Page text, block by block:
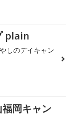
plain
しのデイキャン
岡キャン